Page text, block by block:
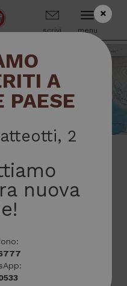
scrivi menu
Bologna
×
A
PAESE
2
nuova